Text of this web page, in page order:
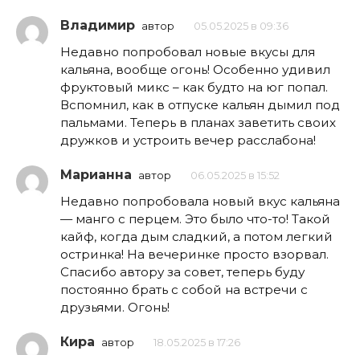
Владимир автор 05.05.2025 в 09:36
Недавно попробовал новые вкусы для
кальяна, вообще огонь! Особенно удивил
фруктовый микс – как будто на юг попал.
Вспомнил, как в отпуске кальян дымил под
пальмами. Теперь в планах заветить своих
дружков и устроить вечер расслабона!
Марианна автор 06.05.2025 в 15:52
Недавно попробовала новый вкус кальяна
— манго с перцем. Это было что-то! Такой
кайф, когда дым сладкий, а потом легкий
остринка! На вечеринке просто взорвал.
Спасибо автору за совет, теперь буду
постоянно брать с собой на встречи с
друзьями. Огонь!
Кира автор 18.05.2025 в 17:26